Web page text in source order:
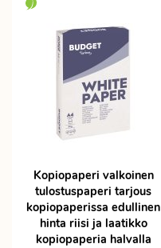
Kopiopaperi valkoinen
tulostuspaperi tarjous
kopiopaperissa edullinen
hinta riisi ja laatikko
kopiopaperia halvalla